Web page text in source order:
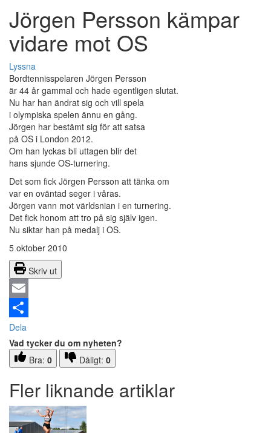
Jörgen Persson kämpar
vidare mot OS
Lyssna
Bordtennisspelaren Jörgen Persson
är 44 år gammal och hade egentligen slutat.
Nu har han ändrat sig och vill spela
i olympiska spelen ännu en gång.
Jörgen har bestämt sig för att satsa
på OS i London 2012.
Om han lyckas bli uttagen blir det
hans sjunde OS-turnering.
Det som fick Jörgen Persson att tänka om
var en oväntad seger i våras.
Jörgen vann mot världsnian i en turnering.
Det fick honom att tro på sig själv igen.
Nu siktar han på medalj i OS.
5 oktober 2010
Skriv ut
Email
Dela
Vad tycker du om nyheten?
Bra: 0 Dåligt: 0
Fler liknande artiklar